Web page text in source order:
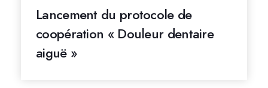
Lancement du protocole de
coopération « Douleur dentaire
aiguë »